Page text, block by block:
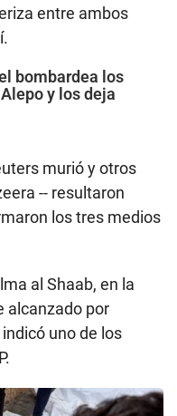
entre ambos
bombardea los
y los deja
murió y otros
-- resultaron
los tres medios
al Shaab, en la
alcanzado por
uno de los